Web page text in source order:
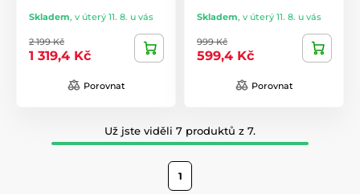
Skladem, v úterý 11. 8. u vás
2 199 Kč
1 319,4 Kč
Porovnat
Skladem, v úterý 11. 8. u vás
999 Kč
599,4 Kč
Porovnat
Už jste viděli 7 produktů z 7.
1